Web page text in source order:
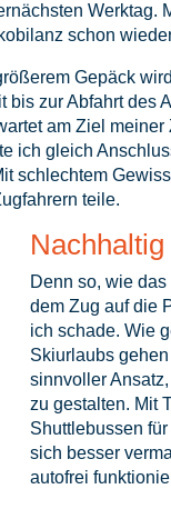
Werktag.
schon
Gepäck
zur Abfahrt des
am Ziel
ich gleich
schlechtem
teile.
Denn so, wie
dem Zug auf die
ich schade. Wie
Skiurlaubs
sinnvoller
zu gestalten. Mit
Shuttlebussen
sich besser
autofrei